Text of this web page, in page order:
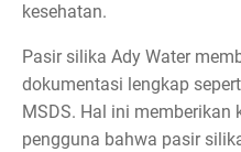
kesehatan.
Pasir silika Ady Water
dokumentasi lengkap
MSDS. Hal ini memberikan
pengguna bahwa pasir